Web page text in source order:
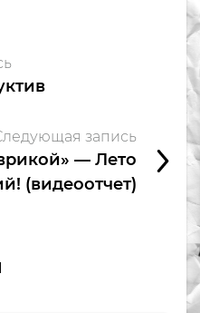
запись
— Лето
(видеоотчет)